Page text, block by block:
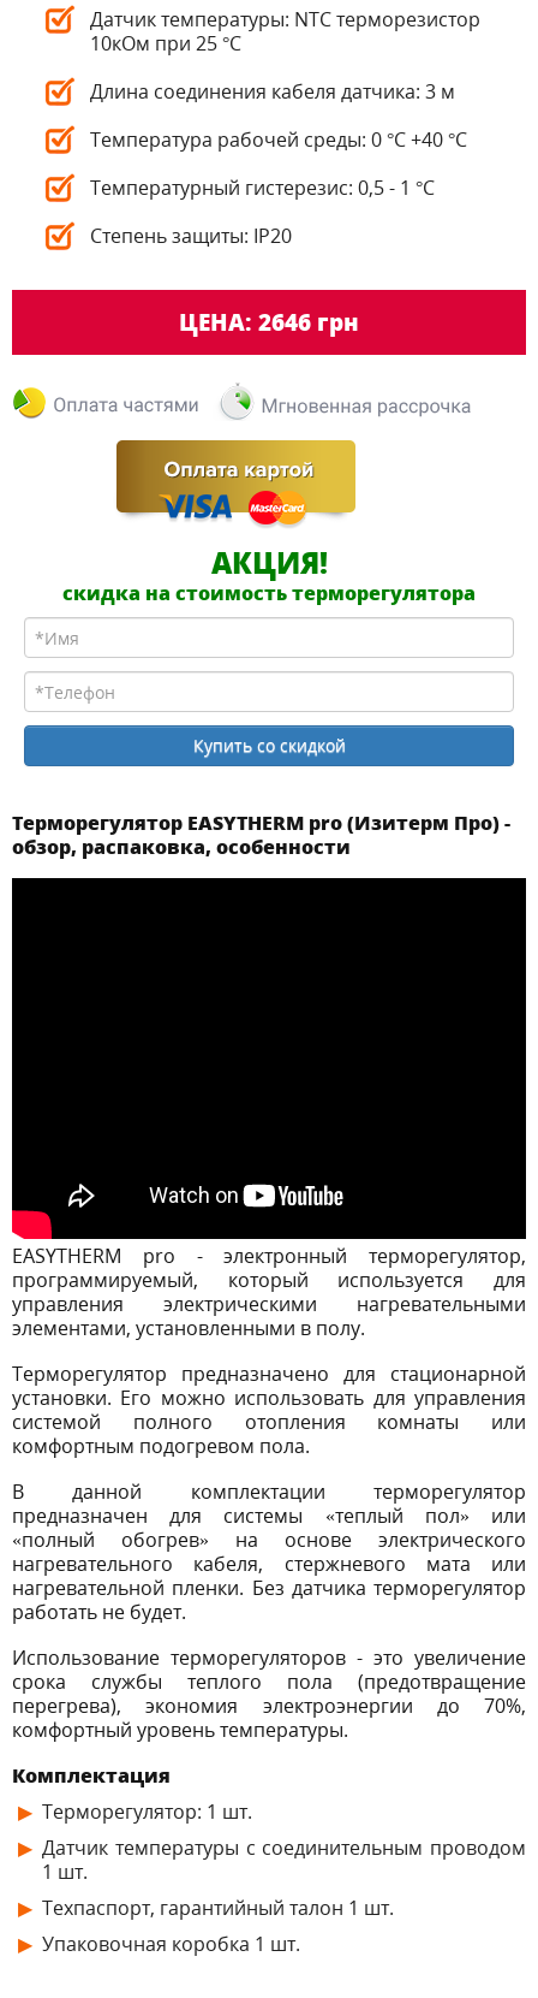
Датчик температуры: NTC терморезистор
10кОм при 25 °С
Длина соединения кабеля датчика: 3 м
Температура рабочей среды: 0 °С +40 °С
Температурный гистерезис: 0,5 - 1 °С
Степень защиты: IP20
ЦЕНА: 2646 грн
АКЦИЯ!
скидка на стоимость терморегулятора
Терморегулятор EASYTHERM pro (Изитерм Про) -
обзор, распаковка, особенности
EASYTHERM pro - электронный терморегулятор,
программируемый, который используется для
управления электрическими нагревательными
элементами, установленными в полу.
Терморегулятор предназначено для стационарной
установки. Его можно использовать для управления
системой полного отопления комнаты или
комфортным подогревом пола.
В данной комплектации терморегулятор
предназначен для системы «теплый пол» или
«полный обогрев» на основе электрического
нагревательного кабеля, стержневого мата или
нагревательной пленки. Без датчика терморегулятор
работать не будет.
Использование терморегуляторов - это увеличение
срока службы теплого пола (предотвращение
перегрева), экономия электроэнергии до 70%,
комфортный уровень температуры.
Комплектация
Терморегулятор: 1 шт.
Датчик температуры с соединительным проводом
1 шт.
Техпаспорт, гарантийный талон 1 шт.
Упаковочная коробка 1 шт.